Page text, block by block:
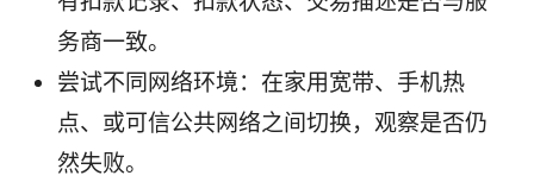
务商一致。
尝试不同网络环境：在家用宽带、手机热
点、或可信公共网络之间切换，观察是否仍
然失败。